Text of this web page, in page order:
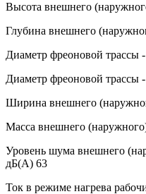
Высота внешнего
Глубина внешнего
Диаметр фреоновой трассы
Диаметр фреоновой
Ширина внешнего
Масса внешнего
Уровень шума внешнего
дБ(А) 63
Ток в режиме нагрева